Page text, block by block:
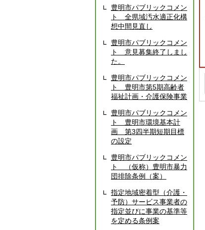
豊明市パブリックコメン
ト 全県域汚水適正化構
想中間見直し
豊明市パブリックコメン
ト 意見募集終了しまし
た。
豊明市パブリックコメン
ト 豊明市第5期高齢者
福祉計画・介護保険事業
豊明市パブリックコメン
ト 豊明市環境基本計
画 第3四半期短期目標
の設定
豊明市パブリックコメン
ト （仮称）豊明市暴力
団排除条例（案）
指定地域密着型（介護・
予防）サービス事業者の
指定並びに事業の基準等
を定める条例案